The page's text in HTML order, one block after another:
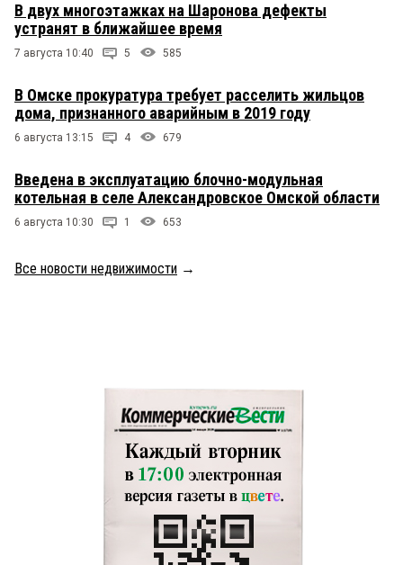
В двух многоэтажках на Шаронова дефекты
устранят в ближайшее время
7 августа 10:40 5 585
В Омске прокуратура требует расселить жильцов
дома, признанного аварийным в 2019 году
6 августа 13:15 4 679
Введена в эксплуатацию блочно-модульная
котельная в селе Александровское Омской области
6 августа 10:30 1 653
Все новости недвижимости →